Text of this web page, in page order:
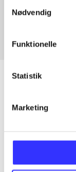
Nødvendig
Funktionelle
Statistik
Marketing
Fra
Artikler